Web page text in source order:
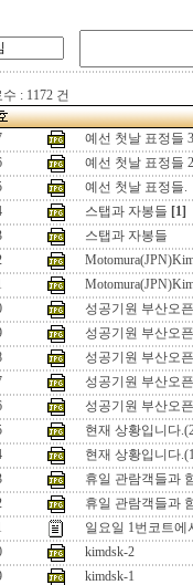
: 1172 건
예선 첫날 표정들 3
예선 첫날 표정들 2
예선 첫날 표정들.
스탭과 자봉들 [1]
스탭과 자봉들
성공기원 부산오
성공기원 부산오
성공기원 부산오
성공기원 부산오
성공기원 부산오
현재 상황입니다
현재 상황입니다
휴일 관람객들과
휴일 관람객들과
일요일 1번코트에
kimdsk-2
kimdsk-1